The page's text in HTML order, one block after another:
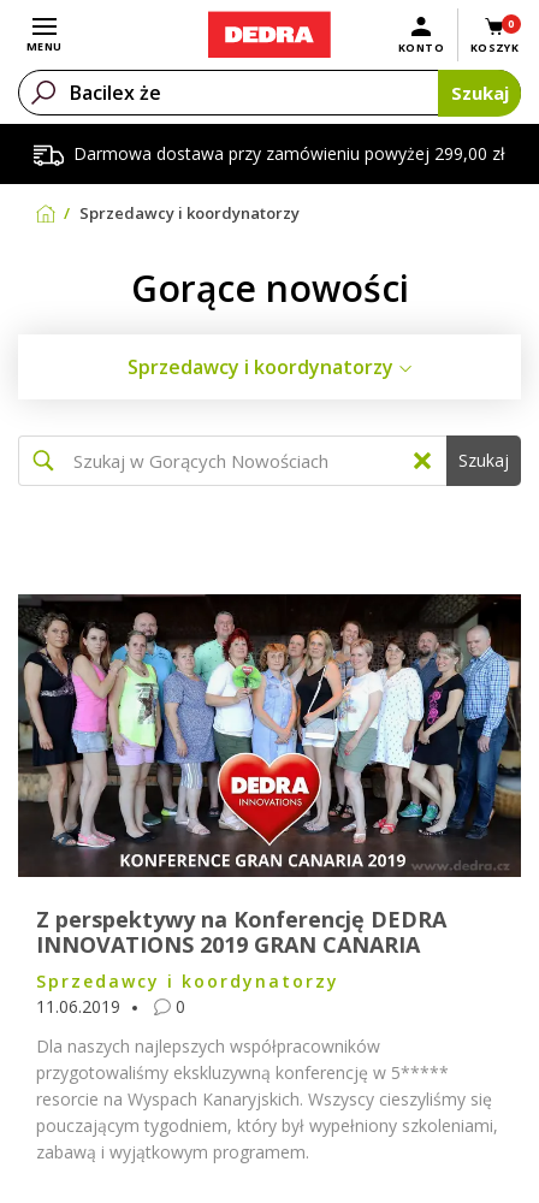
Darmowa dostawa przy zamówieniu powyżej 299,00 zł
Otwórz menu
MENU
0
KOSZYK
KONTO
Szukaj
Sprzedawcy i koordynatorzy
Gorące nowości
Sprzedawcy i koordynatorzy
Szukaj
Z perspektywy na Konferencję DEDRA
INNOVATIONS 2019 GRAN CANARIA
Sprzedawcy i koordynatorzy
11.06.2019
0
Dla naszych najlepszych współpracowników
przygotowaliśmy ekskluzywną konferencję w 5*****
resorcie na Wyspach Kanaryjskich. Wszyscy cieszyliśmy się
pouczającym tygodniem, który był wypełniony szkoleniami,
zabawą i wyjątkowym programem.